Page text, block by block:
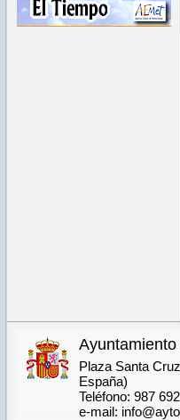
Plaza Santa
España)
Teléfono: 987
e-mail: